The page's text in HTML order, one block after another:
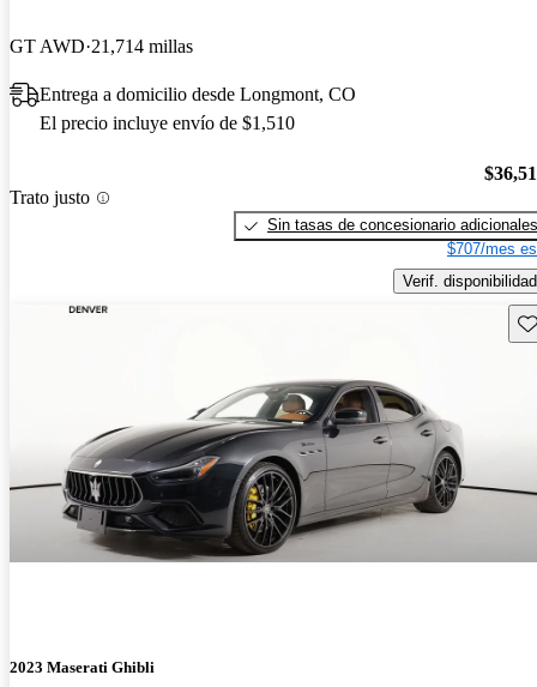
GT AWD 21,714 millas
Entrega a domicilio desde Longmont, CO
El precio incluye envío de $1,510
Trato justo
Sin tasas de concesionario adicionales
$707/mes
Verif. disponibilidad
2023 Maserati Ghibli